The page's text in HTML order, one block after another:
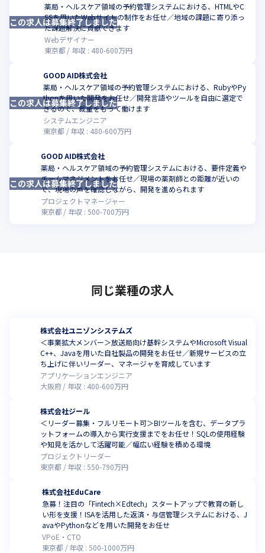
薬局・ヘルスケア領域の予約管理システムにおける、HTMLやC
SSを用いたWebサイトの制作をお任せ／地域の課題に寄り添っ
た課題解決に貢献できます
Webデザイナー
東京都
年収 : 480-600万円
この求人は募集終了しました
GOOD AID株式会社
薬局・ヘルスケア領域の予約管理システムにおける、RubyやPy
thonを用いた開発をお任せ／開発言語やツールを自由に選定で
きるので、裁量をもって働けます
システムエンジニア
東京都
年収 : 480-600万円
この求人は募集終了しました
GOOD AID株式会社
薬局・ヘルスケア領域の予約管理システムにおける、要件定義や
チームマネジメントをお任せ／現場の薬剤師との距離が近いの
で、現場の声を確認しながら、開発を進められます
プロジェクトマネージャー
東京都
年収 : 500-700万円
この求人は募集終了しました
同じ業種の求人
株式会社ユニゾンシステムズ
＜事業拡大メンバー＞放送局向け基幹システムやMicrosoft Visual
C++、Javaを用いた自社製品の開発をお任せ／新規サービスの立
ち上げに伴いリーダー、マネージャを育成しています
アプリケーションエンジニア
大阪府
年収 : 400-600万円
株式会社ジール
＜リーダー募集・フルリモート可＞BIツールを含む、データプラ
ットフォームの導入から実行支援までをお任せ！SQLの使用経験
や知見を活かして活躍可能／幅広い経験を積める環境
プロジェクトリーダー
東京都
年収 : 550-790万円
株式会社EduCare
急募！注目の「Fintech×Edtech」スタートアップで教育の新し
い形を支援！ISAを活用した返済・与信管理システムにおける、J
avaやPythonなどを用いた開発をお任せ
VPoE・CTO
東京都
年収 : 500-1000万円